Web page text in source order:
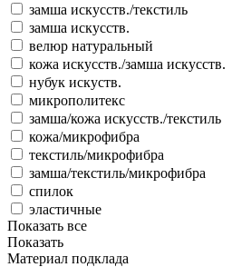
замша искусств./текстиль
замша искусств.
велюр натуральный
кожа искусств./замша искусств.
нубук искуств.
микрополитекс
замша/кожа искусств./текстиль
кожа/микрофибра
текстиль/микрофибра
замша/текстиль/микрофибра
спилок
эластичные
Показать все
Показать
Материал подклада